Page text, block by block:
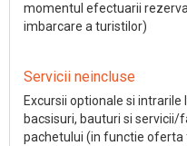
momentul efectuarii
imbarcare a turistilor)
Servicii neincluse
Excursii optionale si
bacsisuri, bauturi si servicii/
pachetului (in functie oferta